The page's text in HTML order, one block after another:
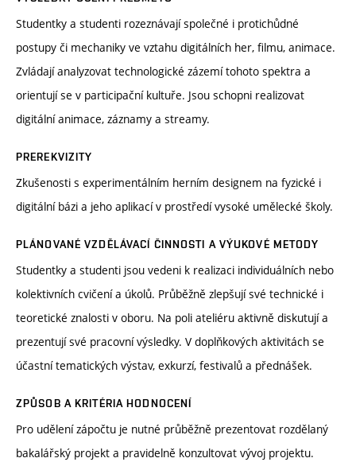
Studentky a studenti rozeznávají společné i protichůdné
postupy či mechaniky ve vztahu digitálních her, filmu, animace.
Zvládají analyzovat technologické zázemí tohoto spektra a
orientují se v participační kultuře. Jsou schopni realizovat
digitální animace, záznamy a streamy.
PREREKVIZITY
Zkušenosti s experimentálním herním designem na fyzické i
digitální bázi a jeho aplikací v prostředí vysoké umělecké školy.
PLÁNOVANÉ VZDĚLÁVACÍ ČINNOSTI A VÝUKOVÉ METODY
Studentky a studenti jsou vedeni k realizaci individuálních nebo
kolektivních cvičení a úkolů. Průběžně zlepšují své technické i
teoretické znalosti v oboru. Na poli ateliéru aktivně diskutují a
prezentují své pracovní výsledky. V doplňkových aktivitách se
účastní tematických výstav, exkurzí, festivalů a přednášek.
ZPŮSOB A KRITÉRIA HODNOCENÍ
Pro udělení zápočtu je nutné průběžně prezentovat rozdělaný
bakalářský projekt a pravidelně konzultovat vývoj projektu.